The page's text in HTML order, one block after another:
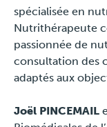
spécialisée en
Nutrithérapeute
passionnée de
consultation des
adaptés aux
Joël PINCEMAIL